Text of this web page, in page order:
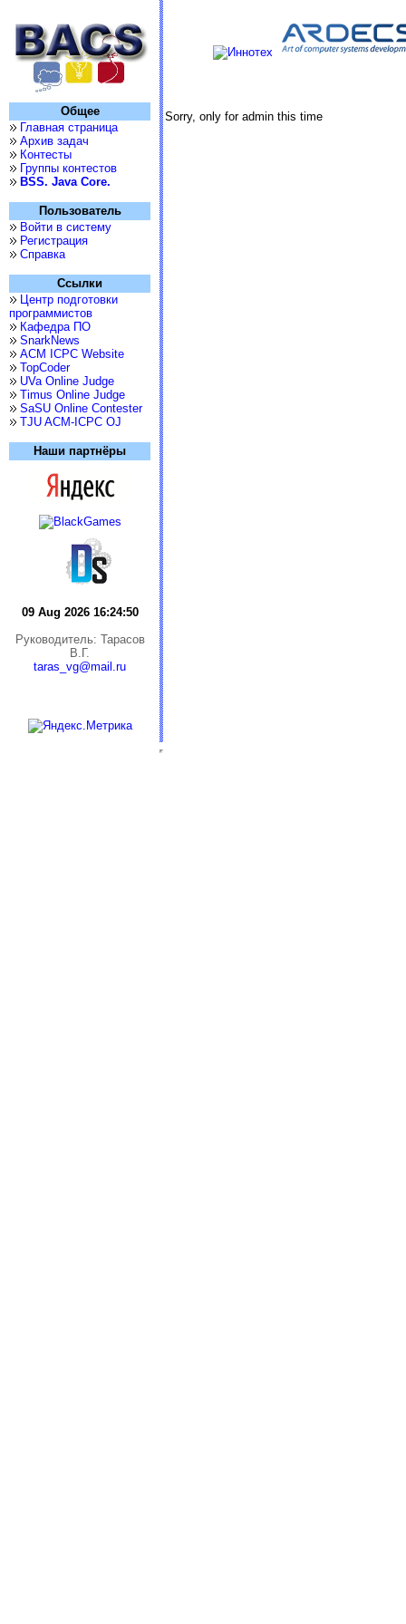
Общее
Главная страница
Архив задач
Контесты
Группы контестов
BSS. Java Core.
Пользователь
Войти в систему
Регистрация
Справка
Ссылки
Центр подготовки
программистов
Кафедра ПО
SnarkNews
ACM ICPC Website
TopCoder
UVa Online Judge
Timus Online Judge
SaSU Online Contester
TJU ACM-ICPC OJ
Наши партнёры
09 Aug 2026 16:24:50
Руководитель: Тарасов
В.Г.
taras_vg@mail.ru
Sorry, only for admin this time